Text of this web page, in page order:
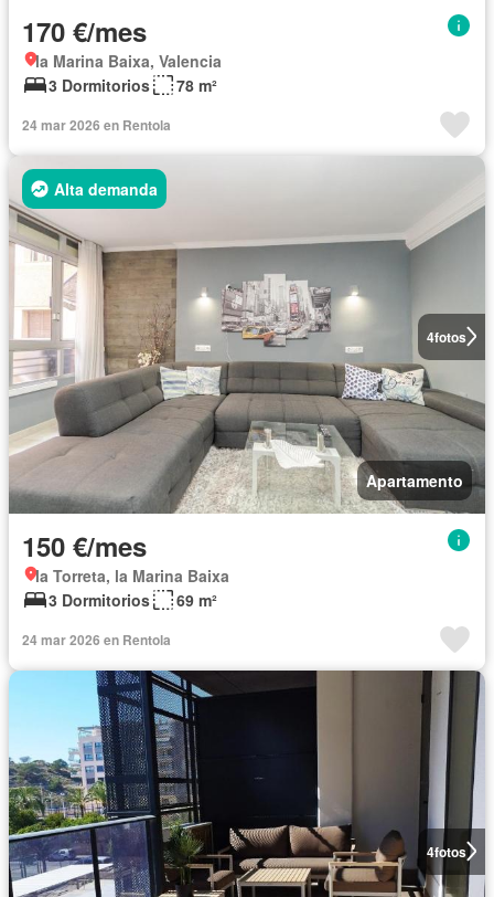
170 €/mes
la Marina Baixa, Valencia
3 Dormitorios
78 m²
24 mar 2026 en Rentola
4fotos
Alta demanda
Apartamento
150 €/mes
la Torreta, la Marina Baixa
3 Dormitorios
69 m²
24 mar 2026 en Rentola
4fotos